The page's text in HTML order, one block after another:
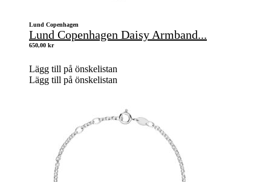
Lund Copenhagen
Lund Copenhagen Daisy Armband...
650,00 kr
Lägg till på önskelistan
Lägg till på önskelistan